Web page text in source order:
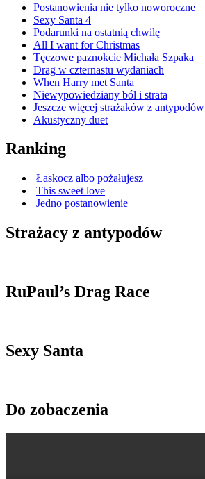
Postanowienia nie tylko noworoczne
Sexy Santa 4
Podarunki na ostatnią chwilę
All I want for Christmas
Tęczowe paznokcie Michała Szpaka
Drag w czternastu wydaniach
When Harry met Santa
Niewypowiedziany ból i strata
Jeszcze więcej strażaków z antypodów
Akustyczny duet
Ranking
Łaskocz albo pożałujesz
This sweet love
Jedno postanowienie
Strażacy z antypodów
RuPaul’s Drag Race
Sexy Santa
Do zobaczenia